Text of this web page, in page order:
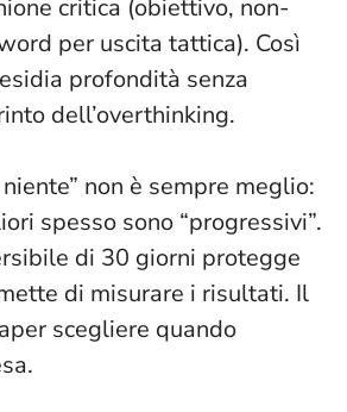
critica (obiettivo, non-
per uscita tattica). Così
profondità senza
dell’overthinking.
non è sempre meglio:
spesso sono “progressivi”.
di 30 giorni protegge
di misurare i risultati. Il
scegliere quando
.